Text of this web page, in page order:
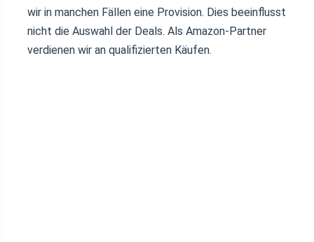
wir in manchen Fällen eine Provision. Dies beeinflusst
nicht die Auswahl der Deals. Als Amazon-Partner
verdienen wir an qualifizierten Käufen.